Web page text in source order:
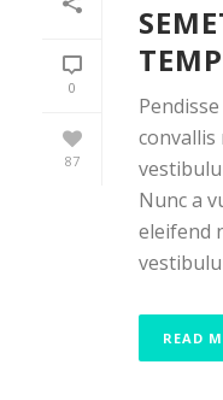
0
87
Nunc a
eleifend
READ